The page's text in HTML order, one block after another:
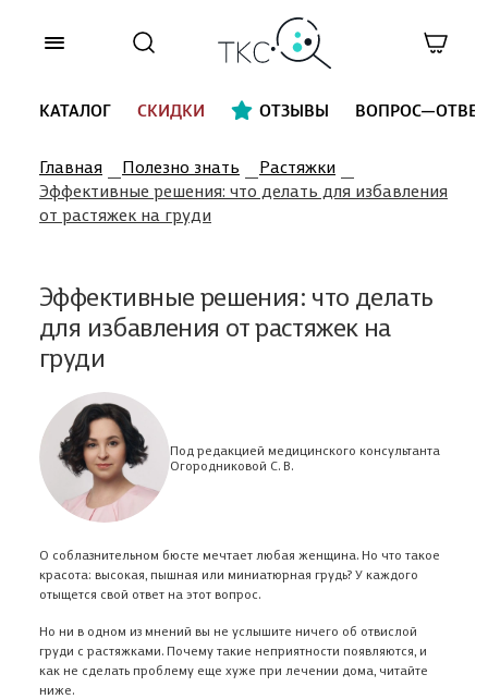
КАТАЛОГ СКИДКИ ОТЗЫВЫ ВОПРОС—ОТВЕТ
Главная Полезно знать
Растяжки
Эффективные решения: что делать для избавления
от растяжек на груди
Эффективные решения: что делать
для избавления от растяжек на
груди
Под редакцией медицинского консультанта
Огородниковой С. В.
О соблазнительном бюсте мечтает любая женщина. Но что такое
красота: высокая, пышная или миниатюрная грудь? У каждого
отыщется свой ответ на этот вопрос.
Но ни в одном из мнений вы не услышите ничего об отвислой
груди с растяжками. Почему такие неприятности появляются, и
как не сделать проблему еще хуже при лечении дома, читайте
ниже.